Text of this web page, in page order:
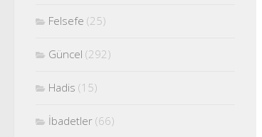
Felsefe (25)
Güncel (292)
Hadis (15)
İbadetler (66)